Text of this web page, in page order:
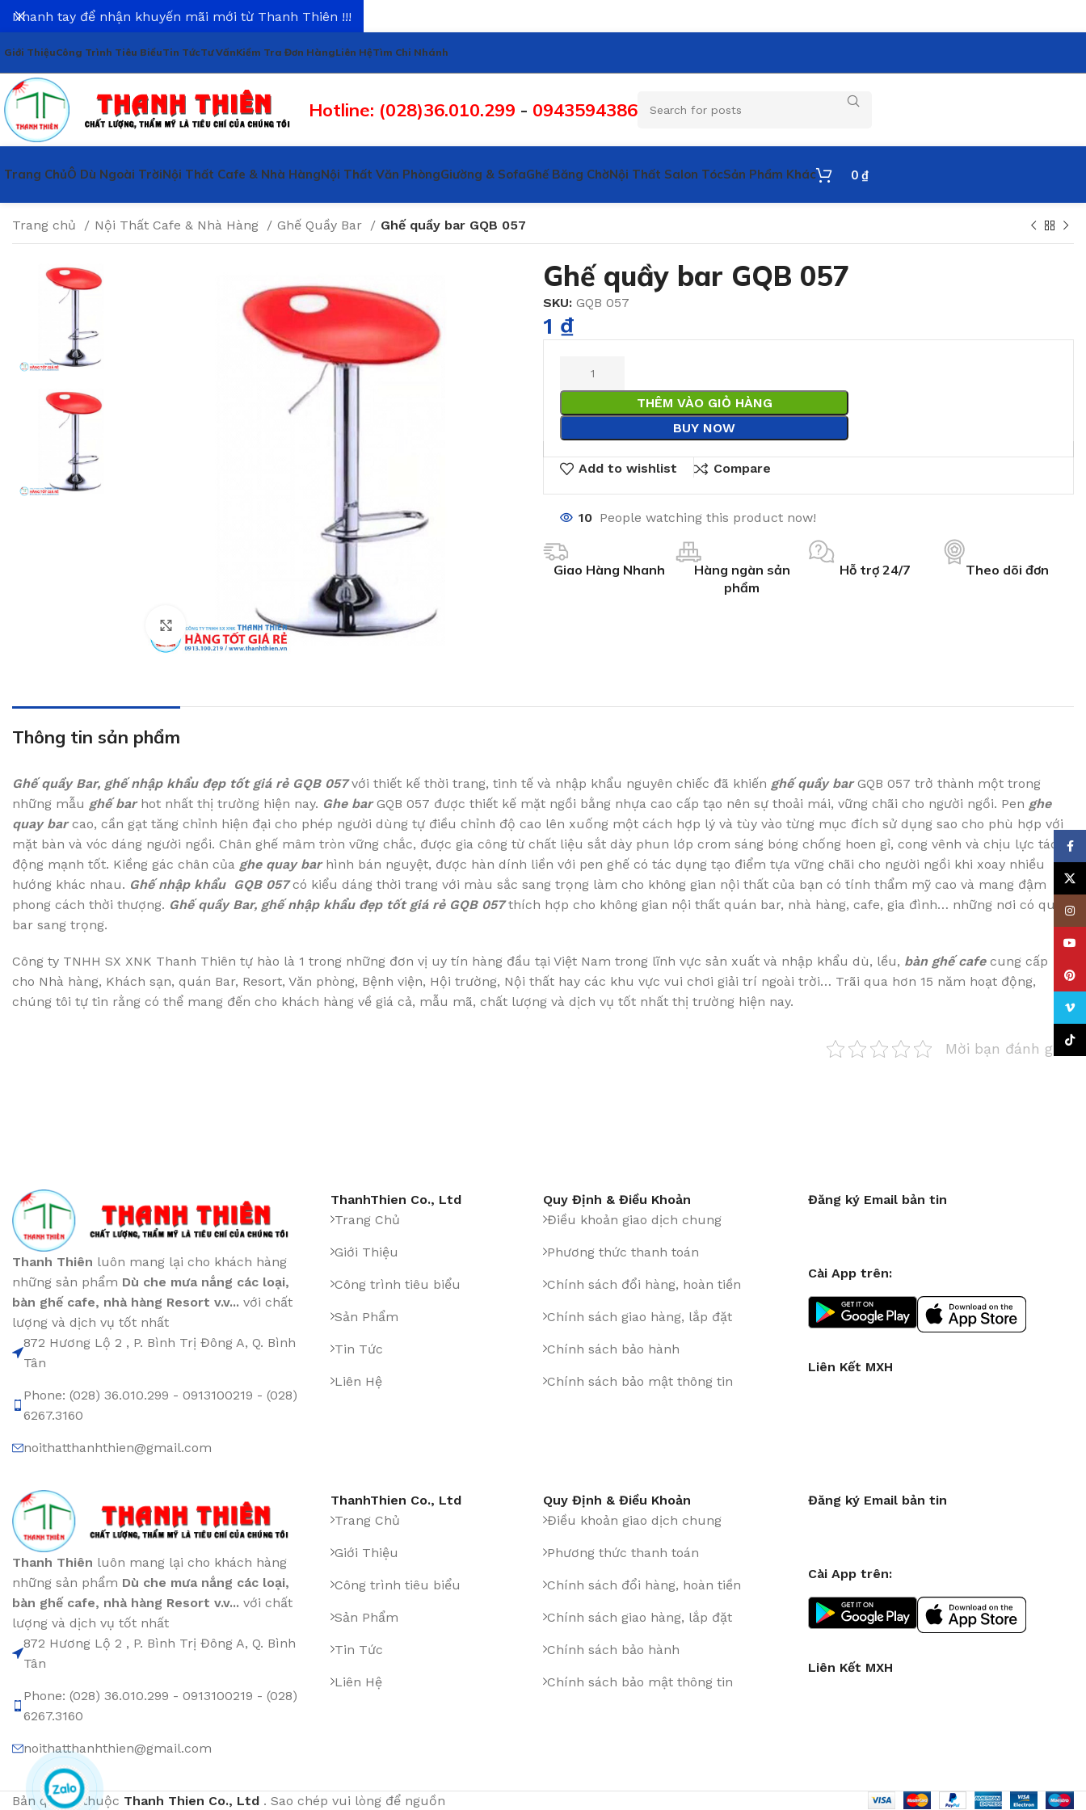
Giới ThiệuCông Trình Tiêu BiểuTin TứcTư VấnKiểm Tra Đơn HàngLiên HệTìm Chi Nhánh
Hotline: (028)36.010.299 - 0943594386
Trang ChủÔ Dù Ngoài TrờiNội Thất Cafe & Nhà HàngNội Thất Văn PhòngGiường & SofaGhế Băng ChờNội Thất Salon TócSản Phẩm Khác 0 ₫
Trang chủ Nội Thất Cafe & Nhà Hàng Ghế Quầy Bar Ghế quầy bar GQB 057
Click to enlarge
Ghế quầy bar GQB 057
SKU: GQB 057
1 ₫
THÊM VÀO GIỎ HÀNG
BUY NOW
Add to wishlist Compare
10 People watching this product now!
Giao Hàng Nhanh
Hàng ngàn sản
phẩm
Hỗ trợ 24/7 Theo dõi đơn
Thông tin sản phẩm
Ghế quầy Bar, ghế nhập khẩu đẹp tốt giá rẻ GQB 057với thiết kế thời trang, tinh tế và nhập khẩu nguyên chiếc đã khiến ghế quầy barGQB 057 trở thành một trong
những mẫu ghế barhot nhất thị trường hiện nay. Ghe barGQB 057 được thiết kế mặt ngồi bằng nhựa cao cấp tạo nên sự thoải mái, vững chãi cho người ngồi. Pen ghe
quay barcao, cần gạt tăng chỉnh hiện đại cho phép người dùng tự điều chỉnh độ cao lên xuống một cách hợp lý và tùy vào từng mục đích sử dụng sao cho phù hợp với
mặt bàn và vóc dáng người ngồi. Chân ghế mâm tròn vững chắc, được gia công từ chất liệu sắt dày phun lớp crom sáng bóng chống hoen gỉ, cong vênh và chịu lực tác
động mạnh tốt. Kiềng gác chân của ghe quay barhình bán nguyệt, được hàn dính liền với pen ghế có tác dụng tạo điểm tựa vững chãi cho người ngồi khi xoay nhiều
hướng khác nhau. Ghế nhập khẩu GQB 057có kiểu dáng thời trang với màu sắc sang trọng làm cho không gian nội thất của bạn có tính thẩm mỹ cao và mang đậm
phong cách thời thượng. Ghế quầy Bar, ghế nhập khẩu đẹp tốt giá rẻ GQB 057thích hợp cho không gian nội thất quán bar, nhà hàng, cafe, gia đình… những nơi có quầy
bar sang trọng.
Công ty TNHH SX XNK Thanh Thiên tự hào là 1 trong những đơn vị uy tín hàng đầu tại Việt Nam trong lĩnh vực sản xuất và nhập khẩu dù, lều, bàn ghế cafecung cấp
cho Nhà hàng, Khách sạn, quán Bar, Resort, Văn phòng, Bệnh viện, Hội trường, Nội thất hay các khu vực vui chơi giải trí ngoài trời… Trãi qua hơn 15 năm hoạt động,
chúng tôi tự tin rằng có thể mang đến cho khách hàng về giá cả, mẫu mã, chất lượng và dịch vụ tốt nhất thị trường hiện nay.
Mời bạn đánh giá
Thanh Thiên luôn mang lại cho khách hàng
những sản phẩm Dù che mưa nắng các loại,
bàn ghế cafe, nhà hàng Resort v.v... với chất
lượng và dịch vụ tốt nhất
872 Hương Lộ 2 , P. Bình Trị Đông A, Q. Bình
Tân
Phone: (028) 36.010.299 - 0913100219 - (028)
6267.3160
noithatthanhthien@gmail.com
ThanhThien Co., Ltd
Trang Chủ
Giới Thiệu
Công trình tiêu biểu
Sản Phẩm
Tin Tức
Liên Hệ
Quy Định & Điều Khoản
Điều khoản giao dịch chung
Phương thức thanh toán
Chính sách đổi hàng, hoàn tiền
Chính sách giao hàng, lắp đặt
Chính sách bảo hành
Chính sách bảo mật thông tin
Đăng ký Email bản tin
Cài App trên:
Liên Kết MXH
Thanh Thiên luôn mang lại cho khách hàng
những sản phẩm Dù che mưa nắng các loại,
bàn ghế cafe, nhà hàng Resort v.v... với chất
lượng và dịch vụ tốt nhất
872 Hương Lộ 2 , P. Bình Trị Đông A, Q. Bình
Tân
Phone: (028) 36.010.299 - 0913100219 - (028)
6267.3160
noithatthanhthien@gmail.com
ThanhThien Co., Ltd
Trang Chủ
Giới Thiệu
Công trình tiêu biểu
Sản Phẩm
Tin Tức
Liên Hệ
Quy Định & Điều Khoản
Điều khoản giao dịch chung
Phương thức thanh toán
Chính sách đổi hàng, hoàn tiền
Chính sách giao hàng, lắp đặt
Chính sách bảo hành
Chính sách bảo mật thông tin
Đăng ký Email bản tin
Cài App trên:
Liên Kết MXH
Bản quyền thuộc Thanh Thien Co., Ltd . Sao chép vui lòng để nguồn
Nhanh tay để nhận khuyến mãi mới từ Thanh Thiên !!!